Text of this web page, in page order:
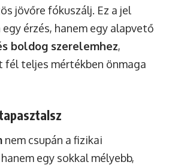
jövőre fókuszálj. Ez a jel
érzés, hanem egy alapvető
boldog szerelemhez,
fél teljes mértékben önmaga
nem csupán a fizikai
egy sokkal mélyebb,